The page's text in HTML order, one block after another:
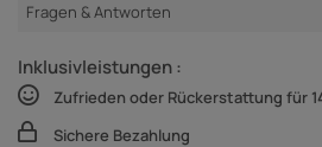
Fragen & Antworten
Inklusivleistungen :
Zufrieden oder Rückerstattung für
Sichere Bezahlung